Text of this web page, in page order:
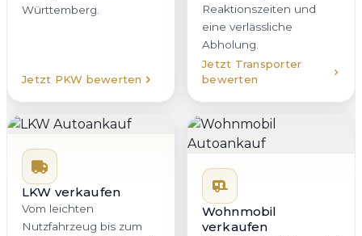
Württemberg.
Jetzt PKW bewerten
Reaktionszeiten und
eine verlässliche
Abholung.
Jetzt Transporter
bewerten
LKW verkaufen
Vom leichten
Nutzfahrzeug bis zum
Wohnmobil
verkaufen